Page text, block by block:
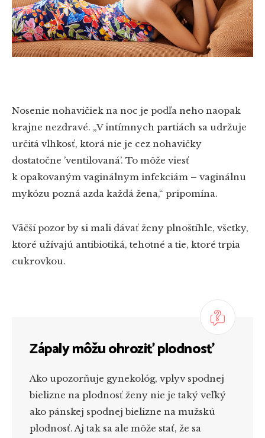
Nosenie nohavičiek na noc je podľa neho naopak
krajne nezdravé. „V intímnych partiách sa udržuje
určitá vlhkosť, ktorá nie je cez nohavičky
dostatočne ’ventilovaná’. To môže viesť
k opakovaným vaginálnym infekciám – vaginálnu
mykózu pozná azda každá žena,“ pripomína.
Väčší pozor by si mali dávať ženy plnoštíhle, všetky,
ktoré užívajú antibiotiká, tehotné a tie, ktoré trpia
cukrovkou.
Zápaly môžu ohroziť plodnosť
Ako upozorňuje gynekológ, vplyv spodnej
bielizne na plodnosť ženy nie je taký veľký
ako pánskej spodnej bielizne na mužskú
plodnosť. Aj tak sa ale môže stať, že sa